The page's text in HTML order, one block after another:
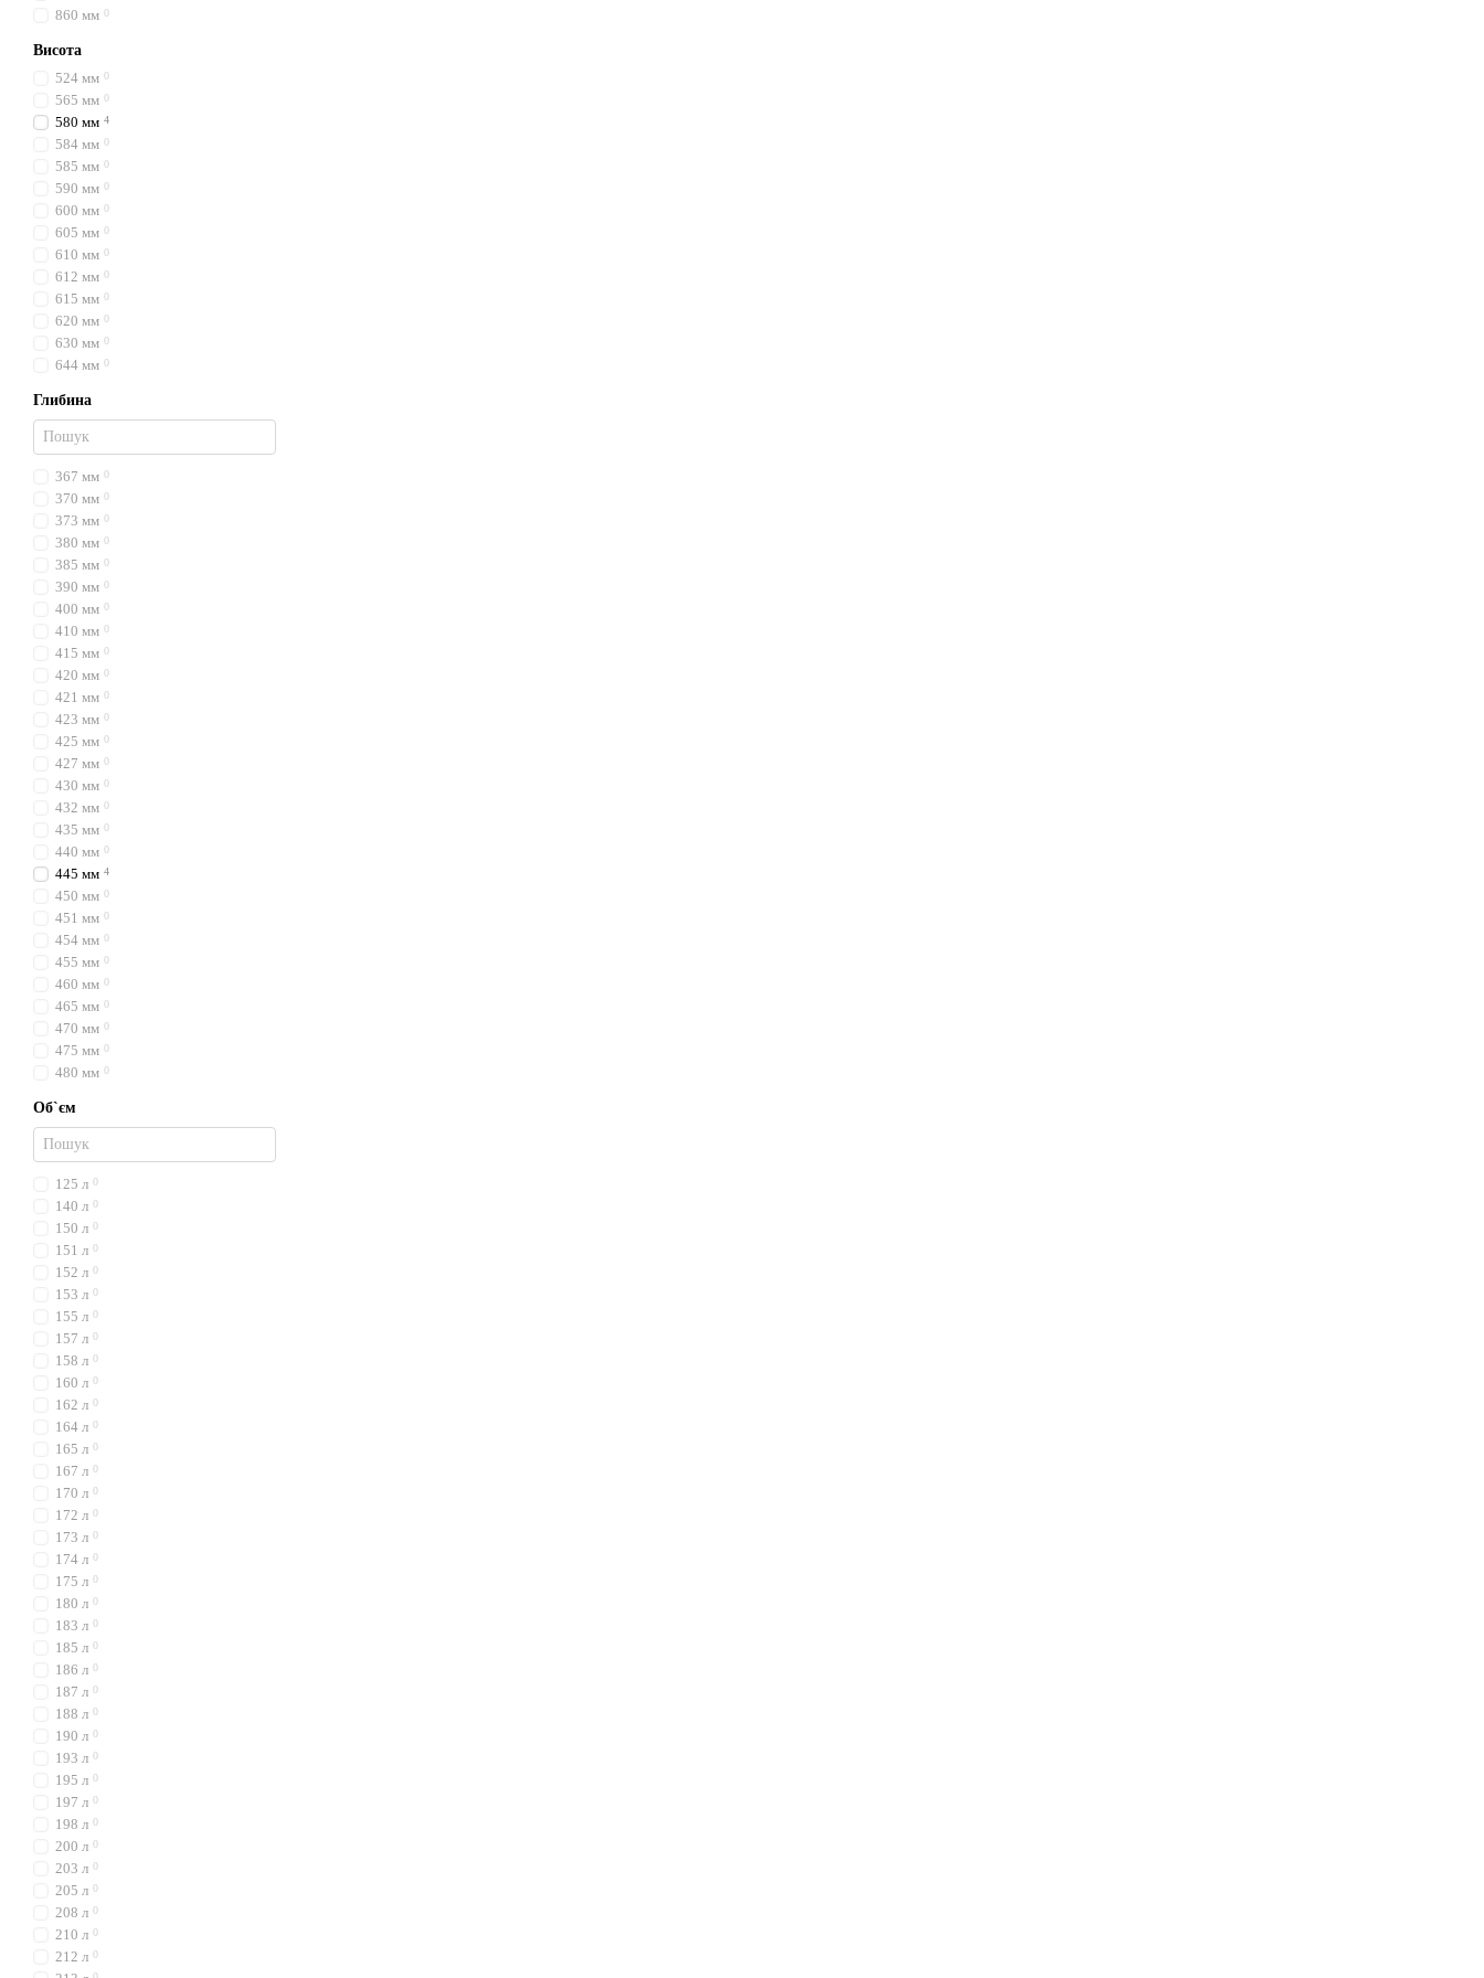
860 мм 0
Висота
524 мм 0
565 мм 0
580 мм 4
584 мм 0
585 мм 0
590 мм 0
600 мм 0
605 мм 0
610 мм 0
612 мм 0
615 мм 0
620 мм 0
630 мм 0
644 мм 0
Глибина
367 мм 0
370 мм 0
373 мм 0
380 мм 0
385 мм 0
390 мм 0
400 мм 0
410 мм 0
415 мм 0
420 мм 0
421 мм 0
423 мм 0
425 мм 0
427 мм 0
430 мм 0
432 мм 0
435 мм 0
440 мм 0
445 мм 4
450 мм 0
451 мм 0
454 мм 0
455 мм 0
460 мм 0
465 мм 0
470 мм 0
475 мм 0
480 мм 0
Об`єм
125 л 0
140 л 0
150 л 0
151 л 0
152 л 0
153 л 0
155 л 0
157 л 0
158 л 0
160 л 0
162 л 0
164 л 0
165 л 0
167 л 0
170 л 0
172 л 0
173 л 0
174 л 0
175 л 0
180 л 0
183 л 0
185 л 0
186 л 0
187 л 0
188 л 0
190 л 0
193 л 0
195 л 0
197 л 0
198 л 0
200 л 0
203 л 0
205 л 0
208 л 0
210 л 0
212 л 0